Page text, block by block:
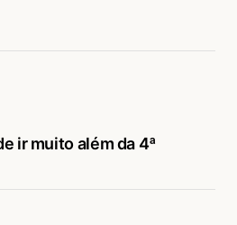
ir muito além da 4ª